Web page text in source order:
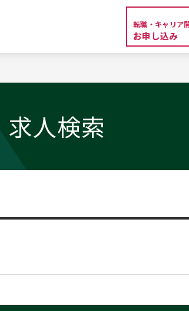
転職・キャリア
お申し込み
求人検索